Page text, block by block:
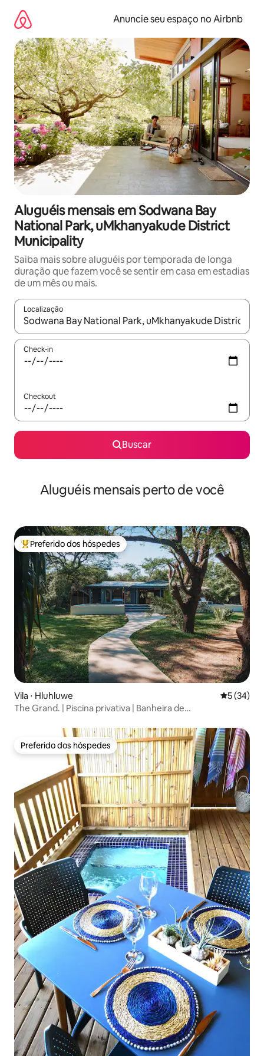
para
conteúdo
Anuncie seu espaço no Airbnb
Aluguéis mensais em Sodwana Bay
National Park, uMkhanyakude District
Municipality
Saiba mais sobre aluguéis por temporada de longa
duração que fazem você se sentir em casa em estadias
de um mês ou mais.
Localização
Quando os resultados estiverem disponíveis, explore-os
Check-in
Checkout
Buscar
Aluguéis mensais perto de você
Entre os melhores preferidos dos hóspedes
Preferido dos hóspedes
Vila ⋅ Hluhluwe 5 de uma
5 (34)
The Grand. | Piscina privativa | Banheira de
Preferido dos hóspedes
Preferido dos hóspedes